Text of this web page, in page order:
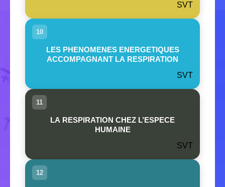
SVT
10
LES PHENOMENES ENERGETIQUES
ACCOMPAGNANT LA RESPIRATION
SVT
11
LA RESPIRATION CHEZ L’ESPECE
HUMAINE
SVT
12